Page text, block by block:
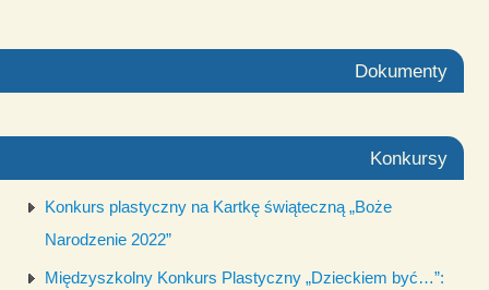
Dokumenty
Konkursy
Konkurs plastyczny na Kartkę świąteczną „Boże
Narodzenie 2022”
Międzyszkolny Konkurs Plastyczny „Dzieckiem być…”: